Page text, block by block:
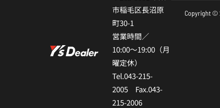
市稲⽑区⻑沼原
町30-1
営業時間／
10:00〜19:00（⽉
曜定休）
Tel.043-215-
2005 Fax.043-
215-2006
Copyright ©